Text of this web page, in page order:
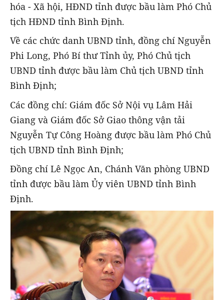
hóa - Xã hội, HĐND tỉnh được bầu làm Phó Chủ
tịch HĐND tỉnh Bình Định.
Về các chức danh UBND tỉnh, đồng chí Nguyễn
Phi Long, Phó Bí thư Tỉnh ủy, Phó Chủ tịch
UBND tỉnh được bầu làm Chủ tịch UBND tỉnh
Bình Định;
Các đồng chí: Giám đốc Sở Nội vụ Lâm Hải
Giang và Giám đốc Sở Giao thông vận tải
Nguyễn Tự Công Hoàng được bầu làm Phó Chủ
tịch UBND tỉnh Bình Định;
Đồng chí Lê Ngọc An, Chánh Văn phòng UBND
tỉnh được bầu làm Ủy viên UBND tỉnh Bình
Định.